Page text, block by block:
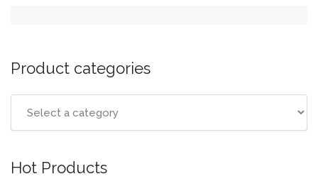
Product categories
Hot Products